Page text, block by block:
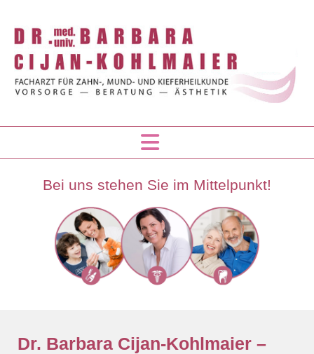
Bei uns stehen Sie im Mittelpunkt!
Dr. Barbara Cijan-Kohlmaier –